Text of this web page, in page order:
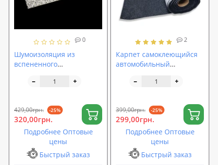
0
Шумоизоляция из
вспененного
липким слоем
SoundProOFF Faton Light 8
(sp-0036)
429,00грн. -25%
320,00грн.
Подробнее Оптовые
цены
Быстрый заказ
2
Карпет самоклеющийся
автомобильный
для обшивки авто)
399,00грн. -25%
299,00грн.
Подробнее Оптовые
цены
Быстрый заказ